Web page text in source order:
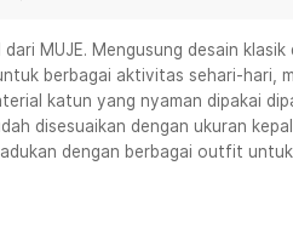
Senin - Jumat (07:00 - 20:00), Sabtu -
Jumat (08:00 - 20:00), Sabtu - Minggu/
MUJE. Mengusung desain klasik
berbagai aktivitas sehari-hari,
katun yang nyaman dipakai
disesuaikan dengan ukuran
dengan berbagai outfit untuk